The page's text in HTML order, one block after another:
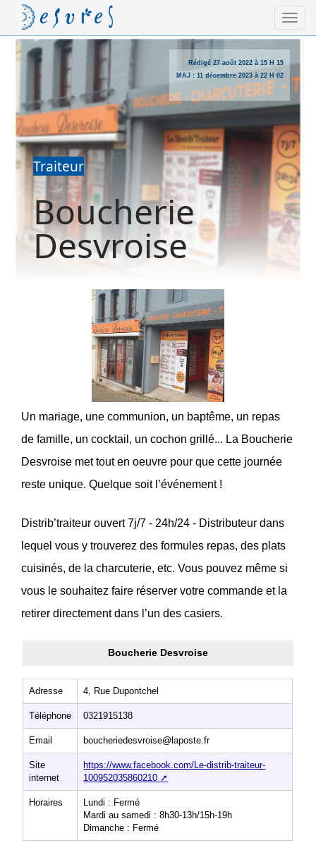
Rédigé 27 août 2022 à 15 H 15
MAJ : 11 décembre 2023 à 22 H 02
Traiteur
Boucherie
Desvroise
Un mariage, une communion, un baptême, un repas
de famille, un cocktail, un cochon grillé... La Boucherie
Desvroise met tout en oeuvre pour que cette journée
reste unique. Quelque soit l’événement !
Distrib’traiteur ouvert 7j/7 - 24h/24 - Distributeur dans
lequel vous y trouverez des formules repas, des plats
cuisinés, de la charcuterie, etc. Vous pouvez même si
vous le souhaitez faire réserver votre commande et la
retirer directement dans l’un des casiers.
Boucherie Desvroise
Adresse 4, Rue Dupontchel
Téléphone 0321915138
Email boucheriedesvroise@laposte.fr
Site
internet
https://www.facebook.com/Le-distrib-traiteur-
100952035860210
Horaires
Lundi : Fermé
Mardi au samedi : 8h30-13h/15h-19h
Dimanche : Fermé